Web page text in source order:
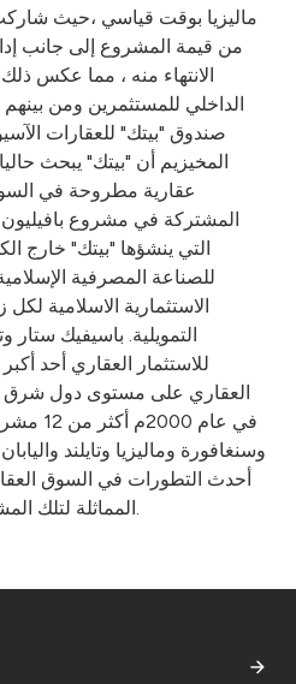
من قيمة المشروع إلى جانب
الانتهاء منه ، مما عكس
الداخلي للمستثمرين ومن
المخيزيم أن "بيتك" يبحث
عقارية مطروحة في
المشتركة في مشروع
التي ينشؤها "بيتك" خارج
للصناعة المصرفية
الاستثمارية الاسلامية
التمويلية. باسيفيك
للاستثمار العقاري أحد
العقاري على مستوى دول شرق
في عام
وسنغافورة وماليزيا وتايلند
أحدث التطورات في السوق
المماثلة لتلك المشروعات إلى دول شرق آسيا.